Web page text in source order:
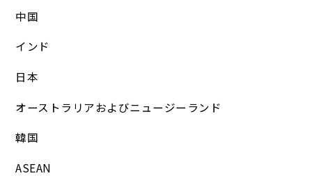
中国
インド
日本
オーストラリアおよびニュージーランド
韓国
ASEAN